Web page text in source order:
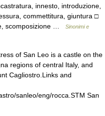
innesto, introduzione,
commettitura, giuntura □
scomposizione …
Sinonimi e
of San Leo is a castle on the
regions of central Italy, and
Cagliostro.Links and
sanleo/eng/rocca.STM San